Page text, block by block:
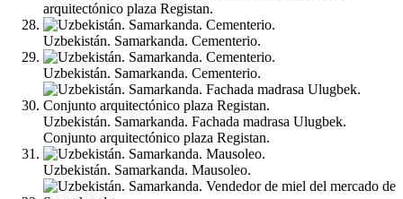
arquitectónico plaza Registan.
Uzbekistán. Samarkanda. Cementerio.
Uzbekistán. Samarkanda. Cementerio.
Uzbekistán. Samarkanda. Fachada madrasa Ulugbek.
Conjunto arquitectónico plaza Registan.
Uzbekistán. Samarkanda. Mausoleo.